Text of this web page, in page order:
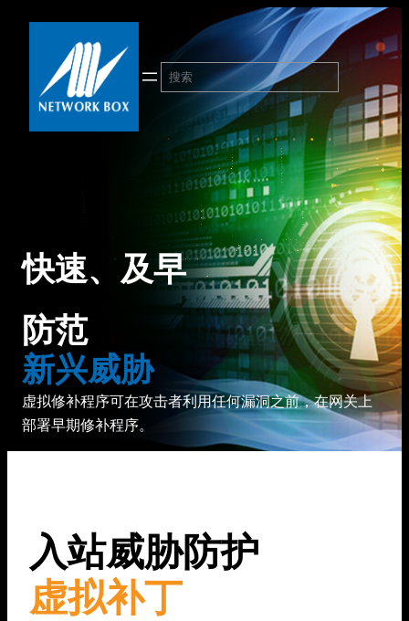
搜
索
快速、及早
防范
新兴威胁
虚拟修补程序可在攻击者利用任何漏洞之前，在网关上
部署早期修补程序。
入站威胁防护
虚拟补丁